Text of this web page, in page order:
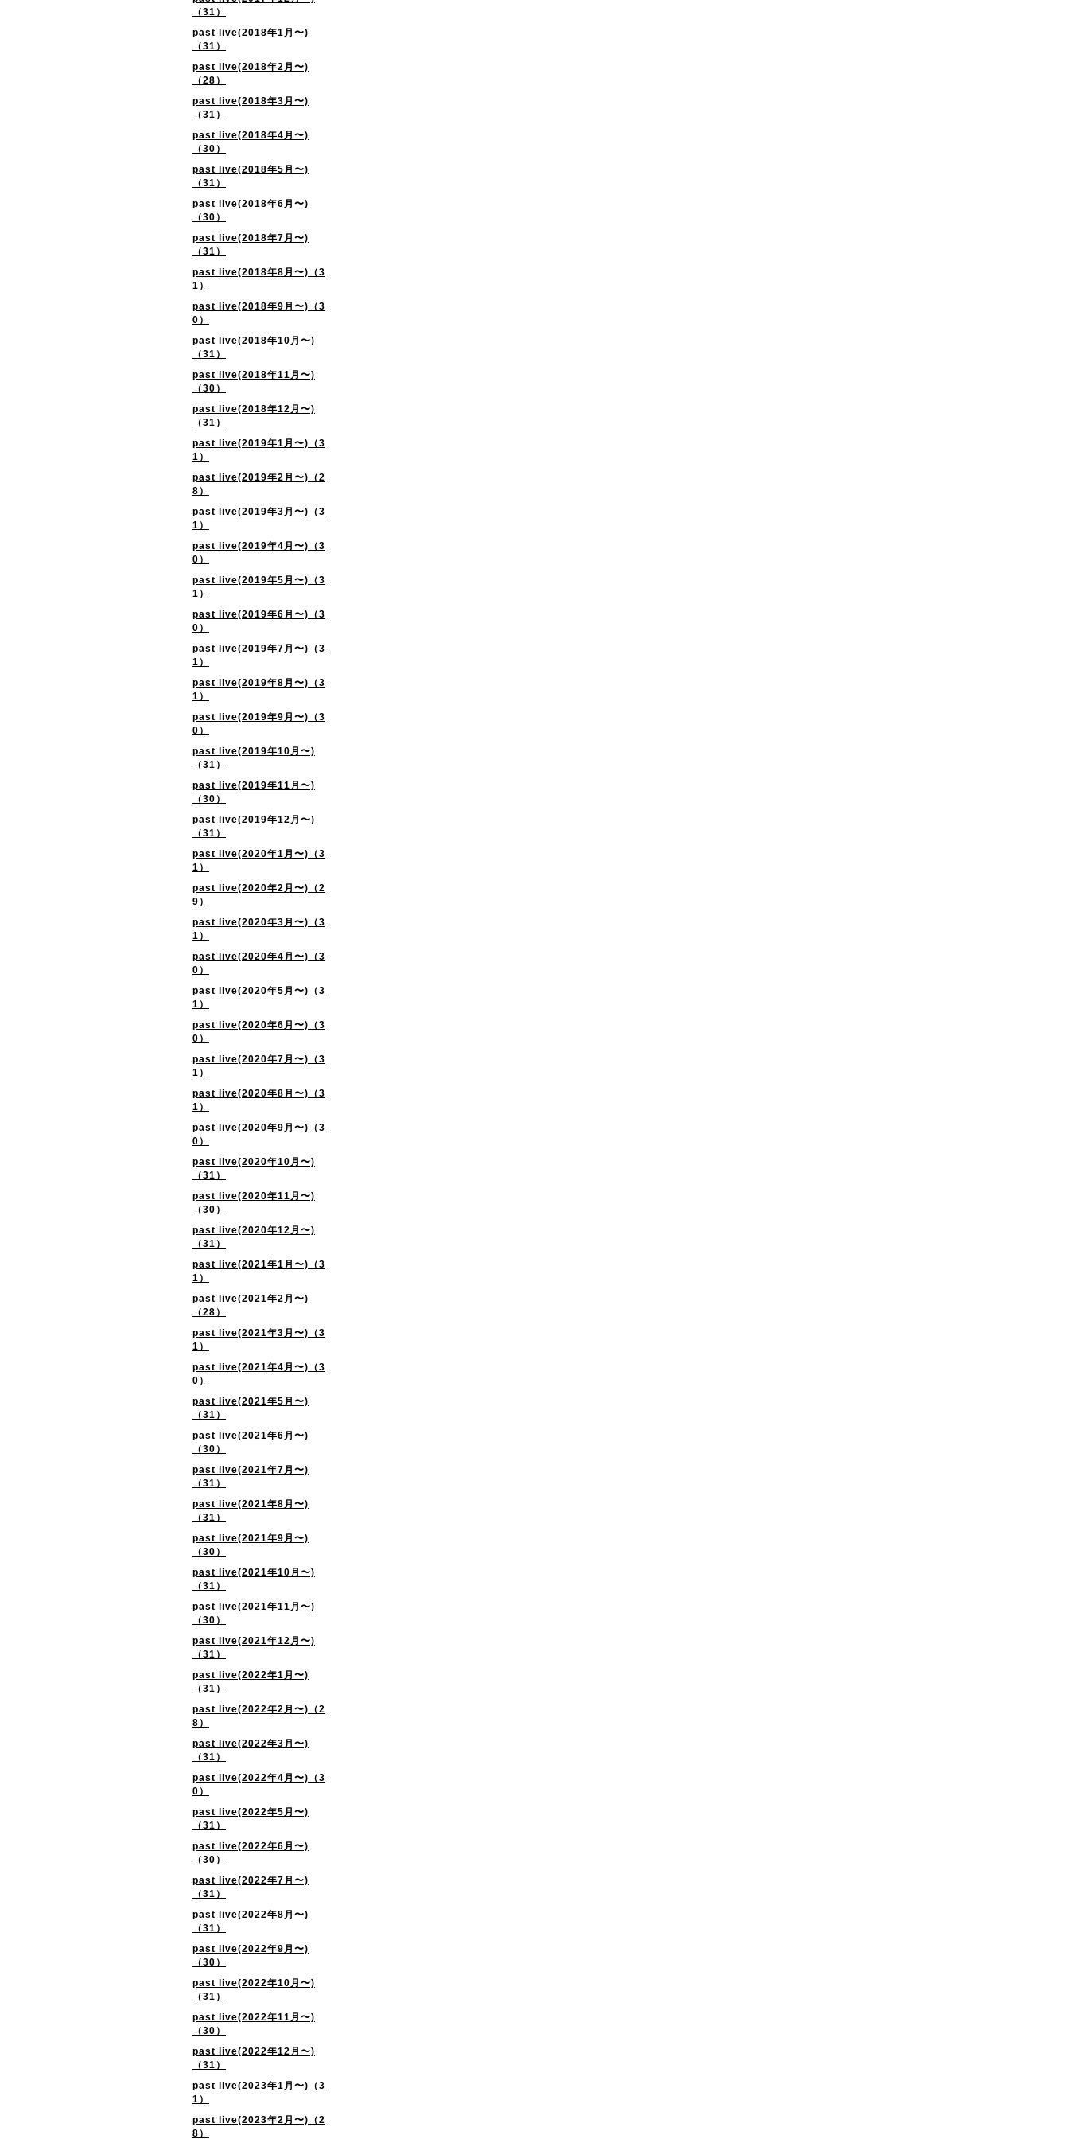
（31）
past live(2018年1月〜)
（31）
past live(2018年2月〜)
（28）
past live(2018年3月〜)
（31）
past live(2018年4月〜)
（30）
past live(2018年5月〜)
（31）
past live(2018年6月〜)
（30）
past live(2018年7月〜)
（31）
past live(2018年8月〜)（3
1）
past live(2018年9月〜)（3
0）
past live(2018年10月〜)
（31）
past live(2018年11月〜)
（30）
past live(2018年12月〜)
（31）
past live(2019年1月〜)（3
1）
past live(2019年2月〜)（2
8）
past live(2019年3月〜)（3
1）
past live(2019年4月〜)（3
0）
past live(2019年5月〜)（3
1）
past live(2019年6月〜)（3
0）
past live(2019年7月〜)（3
1）
past live(2019年8月〜)（3
1）
past live(2019年9月〜)（3
0）
past live(2019年10月〜)
（31）
past live(2019年11月〜)
（30）
past live(2019年12月〜)
（31）
past live(2020年1月〜)（3
1）
past live(2020年2月〜)（2
9）
past live(2020年3月〜)（3
1）
past live(2020年4月〜)（3
0）
past live(2020年5月〜)（3
1）
past live(2020年6月〜)（3
0）
past live(2020年7月〜)（3
1）
past live(2020年8月〜)（3
1）
past live(2020年9月〜)（3
0）
past live(2020年10月〜)
（31）
past live(2020年11月〜)
（30）
past live(2020年12月〜)
（31）
past live(2021年1月〜)（3
1）
past live(2021年2月〜)
（28）
past live(2021年3月〜)（3
1）
past live(2021年4月〜)（3
0）
past live(2021年5月〜)
（31）
past live(2021年6月〜)
（30）
past live(2021年7月〜)
（31）
past live(2021年8月〜)
（31）
past live(2021年9月〜)
（30）
past live(2021年10月〜)
（31）
past live(2021年11月〜)
（30）
past live(2021年12月〜)
（31）
past live(2022年1月〜)
（31）
past live(2022年2月〜)（2
8）
past live(2022年3月〜)
（31）
past live(2022年4月〜)（3
0）
past live(2022年5月〜)
（31）
past live(2022年6月〜)
（30）
past live(2022年7月〜)
（31）
past live(2022年8月〜)
（31）
past live(2022年9月〜)
（30）
past live(2022年10月〜)
（31）
past live(2022年11月〜)
（30）
past live(2022年12月〜)
（31）
past live(2023年1月〜)（3
1）
past live(2023年2月〜)（2
8）